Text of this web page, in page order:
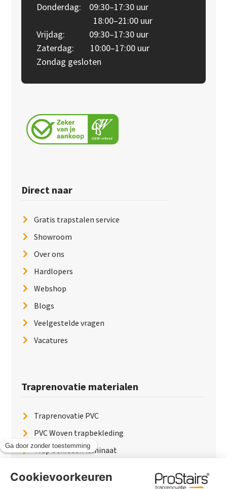
Donderdag: 09:30–17:30 uur
18:00–21:00 uur
Vrijdag: 09:30–17:30 uur
Zaterdag: 10:00–17:00 uur
Zondag gesloten
Direct naar
Gratis trapstalen service
Showroom
Over ons
Hardlopers
Webshop
Blogs
Veelgestelde vragen
Vacatures
Traprenovatie materialen
Traprenovatie PVC
PVC Woven trapbekleding
Trap bekleden laminaat
Traptreden beton